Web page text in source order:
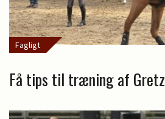
Fagligt
Få tips til træning af